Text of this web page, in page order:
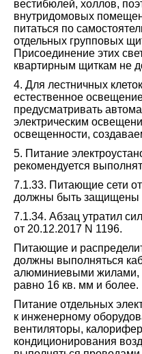
вестибюлей, холлов,
внутридомовых
питаться по
отдельных групповых
Присоединение этих
квартирным щиткам не
4. Для лестничных
естественное
предусматривать
электрическим
освещенности,
5. Питание
рекомендуется
7.1.33. Питающие сети
должны быть защищены
7.1.34. Абзац утратил
от 20.12.2017 N 1196.
Питающие и
должны выполняться
алюминиевыми жилами,
равно 16 кв. мм и более.
Питание отдельных
к инженерному
вентиляторы,
кондиционирования